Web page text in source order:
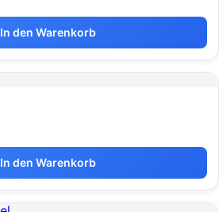
In den Warenkorb
In den Warenkorb